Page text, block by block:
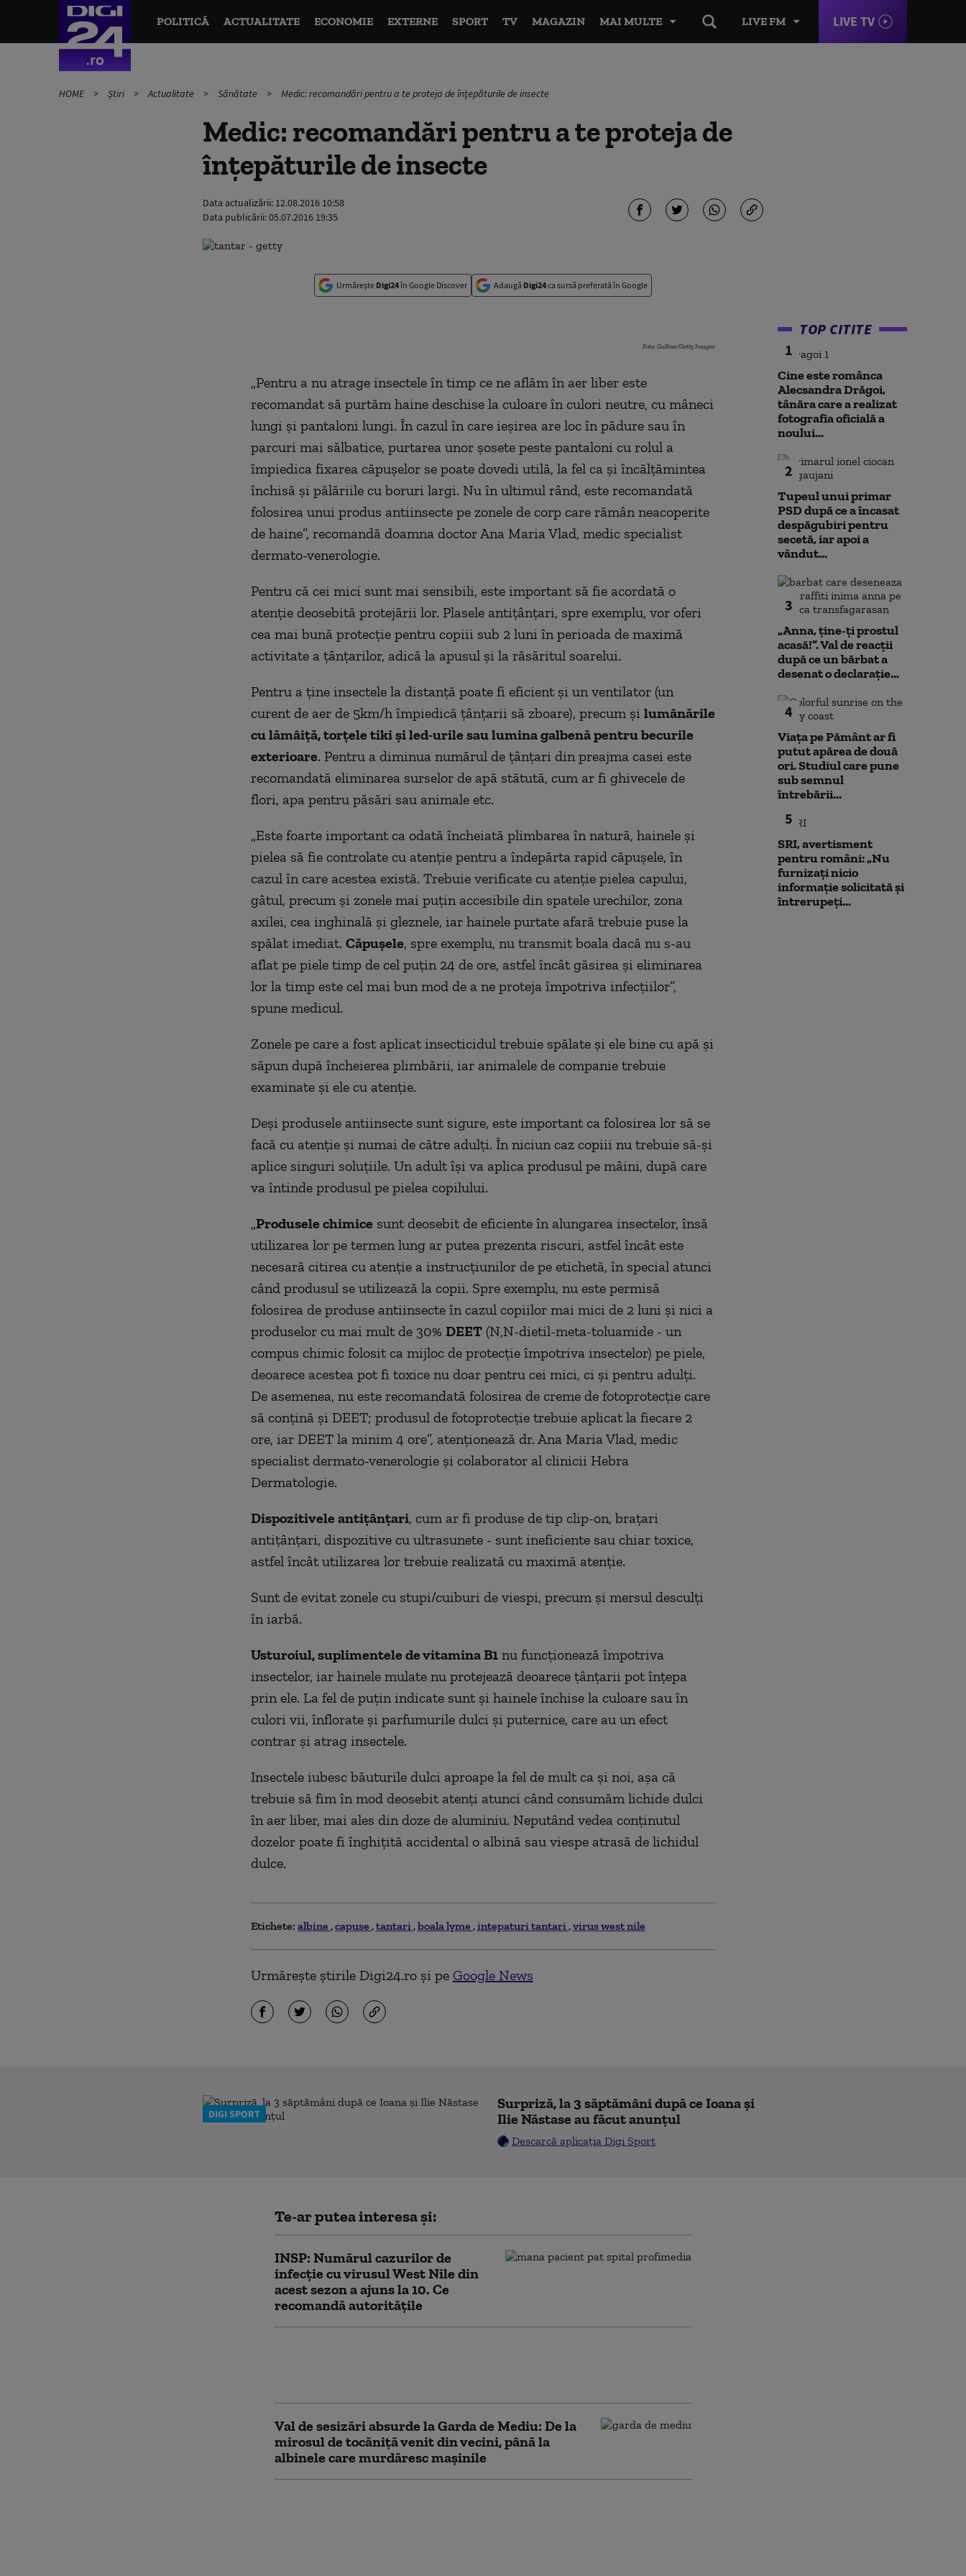
LIVE FM LIVE TV
POLITICĂ ACTUALITATE ECONOMIE EXTERNE SPORT TV MAGAZIN MAI MULTE
HOME Știri Actualitate Sănătate Medic: recomandări pentru a te proteja de înţepăturile de insecte
Medic: recomandări pentru a te proteja de
înţepăturile de insecte
Data actualizării: 12.08.2016 10:58
Data publicării:05.07.2016 19:35
Urmărește Digi24în Google Discover Adaugă Digi24ca sursă preferată în Google
Foto: Gulliver/Getty Images
„Pentru a nu atrage insectele în timp ce ne aflăm în aer liber este
recomandat să purtăm haine deschise la culoare în culori neutre, cu mâneci
lungi şi pantaloni lungi. În cazul în care ieşirea are loc în pădure sau în
parcuri mai sălbatice, purtarea unor şosete peste pantaloni cu rolul a
împiedica fixarea căpuşelor se poate dovedi utilă, la fel ca şi încălţămintea
închisă şi pălăriile cu boruri largi. Nu în ultimul rând, este recomandată
folosirea unui produs antiinsecte pe zonele de corp care rămân neacoperite
de haine”, recomandă doamna doctor Ana Maria Vlad, medic specialist
dermato-venerologie.
Pentru că cei mici sunt mai sensibili, este important să fie acordată o
atenţie deosebită protejării lor. Plasele antiţânţari, spre exemplu, vor oferi
cea mai bună protecţie pentru copiii sub 2 luni în perioada de maximă
activitate a ţânţarilor, adică la apusul şi la răsăritul soarelui.
Pentru a ţine insectele la distanţă poate fi eficient şi un ventilator (un
curent de aer de 5km/h împiedică ţânţarii să zboare), precum şi lumânările
cu lămâiţă, torţele tiki şi led-urile sau lumina galbenă pentru becurile
exterioare. Pentru a diminua numărul de ţânţari din preajma casei este
recomandată eliminarea surselor de apă stătută, cum ar fi ghivecele de
flori, apa pentru păsări sau animale etc.
„Este foarte important ca odată încheiată plimbarea în natură, hainele şi
pielea să fie controlate cu atenţie pentru a îndepărta rapid căpuşele, în
cazul în care acestea există. Trebuie verificate cu atenţie pielea capului,
gâtul, precum şi zonele mai puţin accesibile din spatele urechilor, zona
axilei, cea inghinală şi gleznele, iar hainele purtate afară trebuie puse la
spălat imediat. Căpuşele, spre exemplu, nu transmit boala dacă nu s-au
aflat pe piele timp de cel puţin 24 de ore, astfel încât găsirea şi eliminarea
lor la timp este cel mai bun mod de a ne proteja împotriva infecţiilor”,
spune medicul.
Zonele pe care a fost aplicat insecticidul trebuie spălate şi ele bine cu apă şi
săpun după încheierea plimbării, iar animalele de companie trebuie
examinate şi ele cu atenţie.
Deşi produsele antiinsecte sunt sigure, este important ca folosirea lor să se
facă cu atenţie şi numai de către adulţi. În niciun caz copiii nu trebuie să-şi
aplice singuri soluţiile. Un adult îşi va aplica produsul pe mâini, după care
va întinde produsul pe pielea copilului.
„Produsele chimice sunt deosebit de eficiente în alungarea insectelor, însă
utilizarea lor pe termen lung ar putea prezenta riscuri, astfel încât este
necesară citirea cu atenţie a instrucţiunilor de pe etichetă, în special atunci
când produsul se utilizează la copii. Spre exemplu, nu este permisă
folosirea de produse antiinsecte în cazul copiilor mai mici de 2 luni şi nici a
produselor cu mai mult de 30% DEET(N,N-dietil-meta-toluamide - un
compus chimic folosit ca mijloc de protecţie împotriva insectelor) pe piele,
deoarece acestea pot fi toxice nu doar pentru cei mici, ci şi pentru adulţi.
De asemenea, nu este recomandată folosirea de creme de fotoprotecţie care
să conţină şi DEET; produsul de fotoprotecţie trebuie aplicat la fiecare 2
ore, iar DEET la minim 4 ore”, atenţionează dr. Ana Maria Vlad, medic
specialist dermato-venerologie şi colaborator al clinicii Hebra
Dermatologie.
Dispozitivele antiţânţari, cum ar fi produse de tip clip-on, braţari
antiţânţari, dispozitive cu ultrasunete - sunt ineficiente sau chiar toxice,
astfel încât utilizarea lor trebuie realizată cu maximă atenţie.
Sunt de evitat zonele cu stupi/cuiburi de viespi, precum şi mersul desculţi
în iarbă.
Usturoiul, suplimentele de vitamina B1nu funcţionează împotriva
insectelor, iar hainele mulate nu protejează deoarece ţânţarii pot înţepa
prin ele. La fel de puţin indicate sunt şi hainele închise la culoare sau în
culori vii, înflorate şi parfumurile dulci şi puternice, care au un efect
contrar şi atrag insectele.
Insectele iubesc băuturile dulci aproape la fel de mult ca şi noi, aşa că
trebuie să fim în mod deosebit atenţi atunci când consumăm lichide dulci
în aer liber, mai ales din doze de aluminiu. Neputând vedea conţinutul
dozelor poate fi înghiţită accidental o albină sau viespe atrasă de lichidul
dulce.
Etichete: albine capuse tantari boala lyme intepaturi tantari virus west nile
Urmărește știrile Digi24.ro și pe Google News
TOP CITITE
1
Cine este românca
Alecsandra Drăgoi,
tânăra care a realizat
fotografia oficială a
noului...
2
Tupeul unui primar
PSD după ce a încasat
despăgubiri pentru
secetă, iar apoi a
vândut...
3
„Anna, ţine-ţi prostul
acasă!”. Val de reacții
după ce un bărbat a
desenat o declarație...
4
Viața pe Pământ ar fi
putut apărea de două
ori. Studiul care pune
sub semnul
întrebării...
5
SRI, avertisment
pentru români: „Nu
furnizați nicio
informație solicitată și
întrerupeți...
DIGI SPORT
Surpriză, la 3 săptămâni după ce Ioana și
Ilie Năstase au făcut anunțul
Descarcă aplicația Digi Sport
Te-ar putea interesa și:
INSP: Numărul cazurilor de
infecţie cu virusul West Nile din
acest sezon a ajuns la 10. Ce
recomandă autoritățile
Val de sesizări absurde la Garda de Mediu: De la
mirosul de tocăniță venit din vecini, până la
albinele care murdăresc mașinile